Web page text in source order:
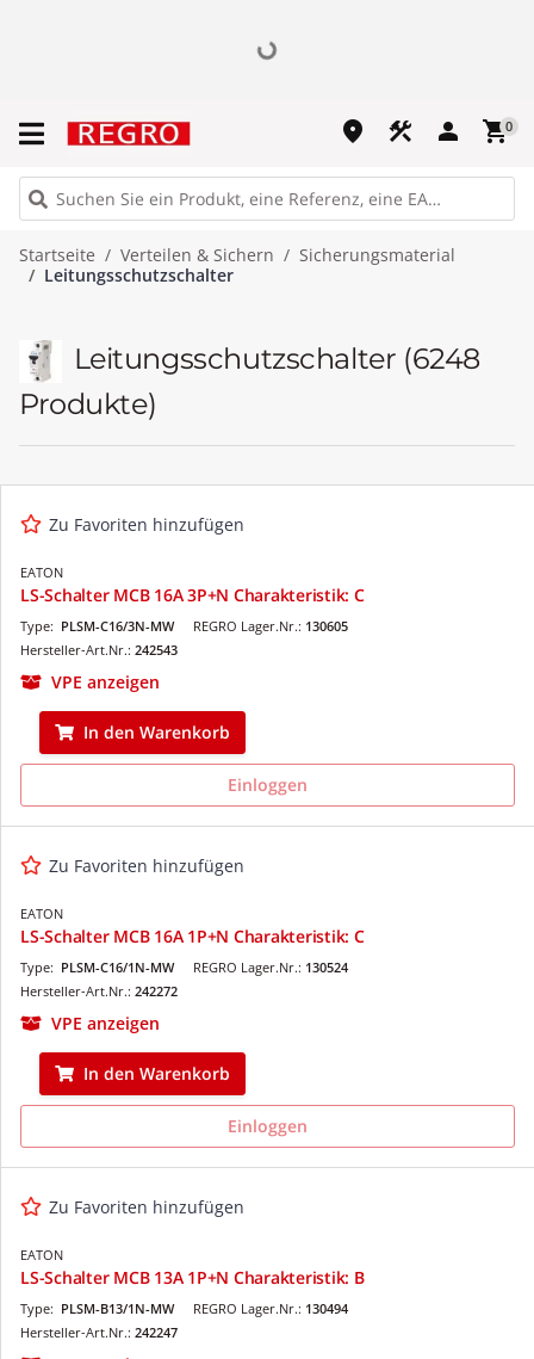
place construction person shopping_cart0
Startseite Verteilen & Sichern
Sicherungsmaterial
Leitungsschutzschalter
Leitungsschutzschalter (6248
Produkte)
Zu Favoriten hinzufügen
EATON
LS-Schalter MCB 16A 3P+N Charakteristik: C
REGRO Lager.Nr.: 130605
Type: PLSM-C16/3N-MW
Hersteller-Art.Nr.: 242543
VPE anzeigen
In den Warenkorb
Einloggen
Zu Favoriten hinzufügen
EATON
LS-Schalter MCB 16A 1P+N Charakteristik: C
REGRO Lager.Nr.: 130524
Type: PLSM-C16/1N-MW
Hersteller-Art.Nr.: 242272
VPE anzeigen
In den Warenkorb
Einloggen
Zu Favoriten hinzufügen
EATON
LS-Schalter MCB 13A 1P+N Charakteristik: B
REGRO Lager.Nr.: 130494
Type: PLSM-B13/1N-MW
Hersteller-Art.Nr.: 242247